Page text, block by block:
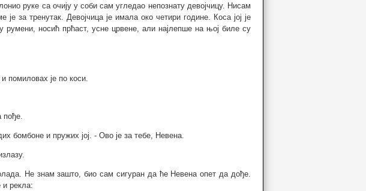
руке са очију у соби сам угледао непознату девојчицу. Нисам
за тренутак. Девојчица је имала око четири године. Коса јој је
носић прћаст, усне црвене, али најлепше на њој биле су
помиловах је по коси.
пође.
бомбоне и пружих јој. - Ово је за тебе, Невена.
Не знам зашто, био сам сигуран да ће Невена опет да дође.
рекла: